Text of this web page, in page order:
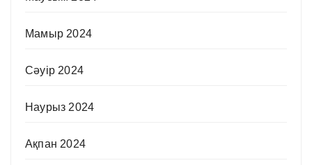
Мамыр 2024
Сәуір 2024
Наурыз 2024
Ақпан 2024